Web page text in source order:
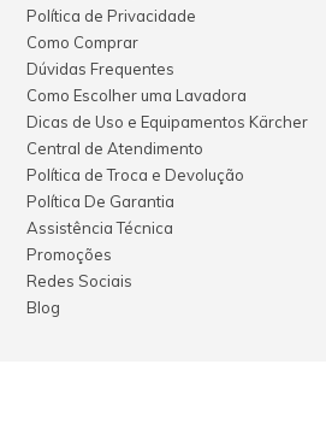
Política de Privacidade
Como Comprar
Dúvidas Frequentes
Como Escolher uma Lavadora
Dicas de Uso e Equipamentos Kärcher
Central de Atendimento
Política de Troca e Devolução
Política De Garantia
Assistência Técnica
Promoções
Redes Sociais
Blog